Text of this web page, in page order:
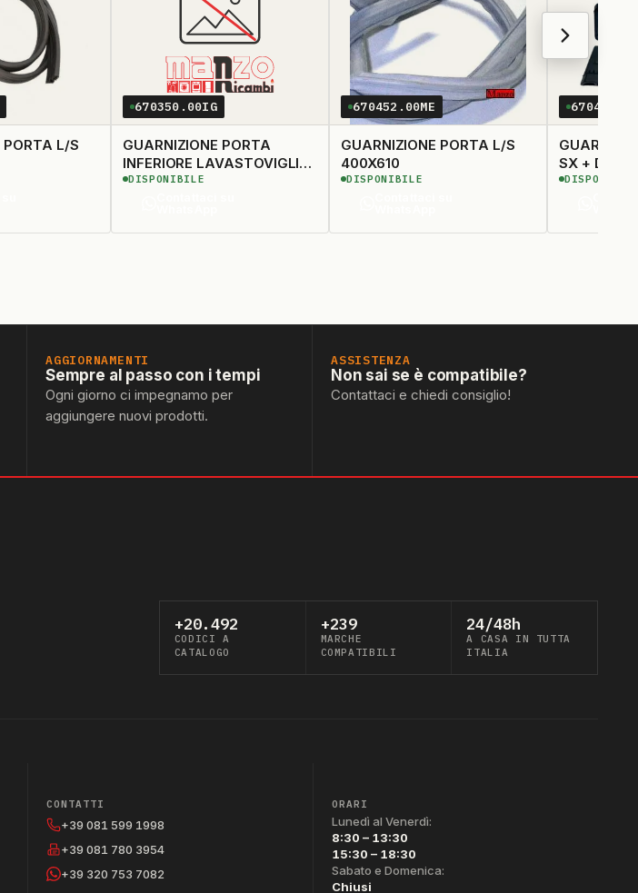
PORTA L/S
670350.00IG
GUARNIZIONE PORTA
INFERIORE LAVASTOVIGLIE
545X20
DISPONIBILE
670452.00ME
GUARNIZIONE PORTA L/S
400X610
DISPONIBILE
SX + DX
AGGIORNAMENTI
Sempre al passo con i tempi
Ogni giorno ci impegnamo per
aggiungere nuovi prodotti.
ASSISTENZA
Non sai se è compatibile?
Contattaci e chiedi consiglio!
+20.492
CODICI A
CATALOGO
+239
MARCHE
COMPATIBILI
24/48h
A CASA IN TUTTA
ITALIA
CONTATTI
+39 081 599 1998
+39 081 780 3954
+39 320 753 7082
ORARI
Lunedì al Venerdì:
8:30 – 13:30
15:30 – 18:30
Sabato e Domenica:
Chiusi